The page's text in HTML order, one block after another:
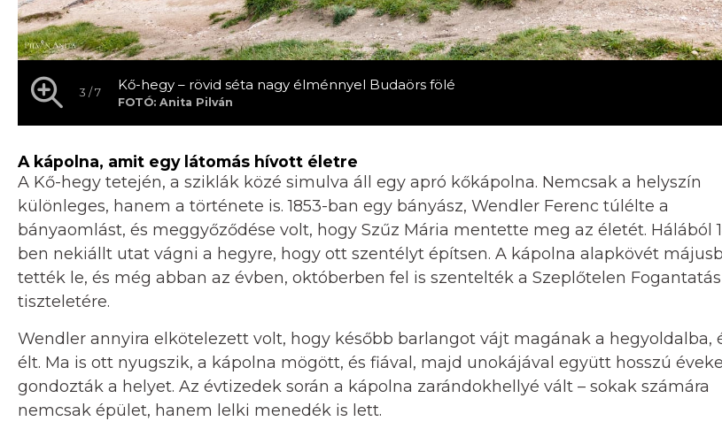
3 / 7 Kő-hegy – rövid séta nagy élménnyel Budaörs fölé
FOTÓ: Anita Pilván
A kápolna, amit egy látomás hívott életre
A Kő-hegy tetején, a sziklák közé simulva áll egy apró kőkápolna. Nemcsak a helyszín
különleges, hanem a története is. 1853-ban egy bányász, Wendler Ferenc túlélte a
bányaomlást, és meggyőződése volt, hogy Szűz Mária mentette meg az életét. Hálából
ben nekiállt utat vágni a hegyre, hogy ott szentélyt építsen. A kápolna alapkövét
tették le, és még abban az évben, októberben fel is szentelték a Szeplőtelen Fogantatás
tiszteletére.
Wendler annyira elkötelezett volt, hogy később barlangot vájt magának a hegyoldalba,
élt. Ma is ott nyugszik, a kápolna mögött, és fiával, majd unokájával együtt hosszú
gondozták a helyet. Az évtizedek során a kápolna zarándokhellyé vált – sokak számára
nemcsak épület, hanem lelki menedék is lett.